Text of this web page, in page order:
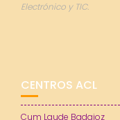
Electrónico y TIC.
CENTROS ACL
Cum Laude Badajoz